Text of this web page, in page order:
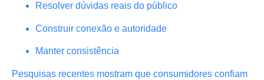
Resolver dúvidas reais do público
Construir conexão e autoridade
Manter consistência
Pesquisas recentes mostram que consumidores confiam